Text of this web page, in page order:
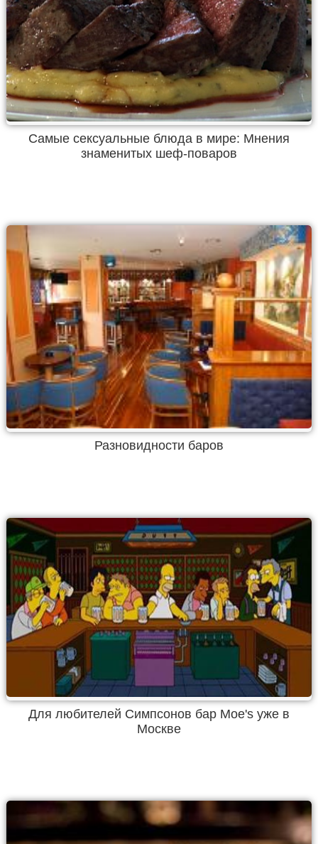
Самые сексуальные блюда в мире: Мнения
знаменитых шеф-поваров
Разновидности баров
Для любителей Симпсонов бар Moe's уже в
Москве